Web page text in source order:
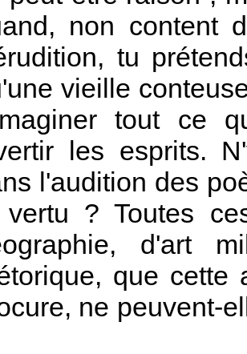
non content
tu
vieille
tout ce
les esprits.
l'audition des
? Toutes
d'art
que cette
ne peuvent-